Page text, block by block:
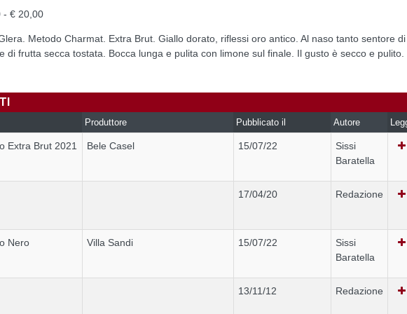
- € 20,00
Metodo Charmat. Extra Brut. Giallo dorato, riflessi oro antico. Al naso tanto sentore di
di frutta secca tostata. Bocca lunga e pulita con limone sul finale. Il gusto è secco e pulito.
Produttore Pubblicato il Autore
Extra Brut 2021 Bele Casel 15/07/22
Sissi
Baratella
17/04/20 Redazione
Nero Villa Sandi 15/07/22
Sissi
Baratella
13/11/12 Redazione